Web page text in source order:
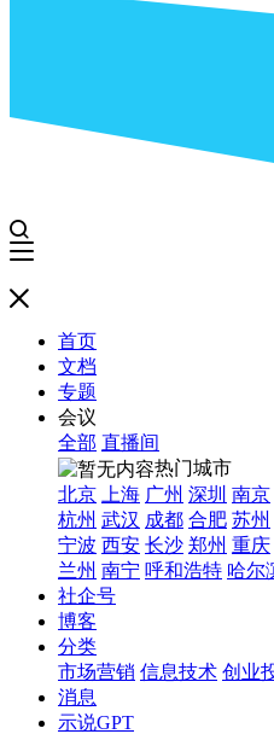
首页
文档
专题
会议
全部 直播间
热门城市
北京
上海 广州 深圳 南京
杭州 武汉 成都 合肥 苏州
宁波 西安 长沙 郑州 重庆
兰州 南宁 呼和浩特 哈尔
社企号
博客
分类
市场营销 信息技术 创业
消息
示说GPT